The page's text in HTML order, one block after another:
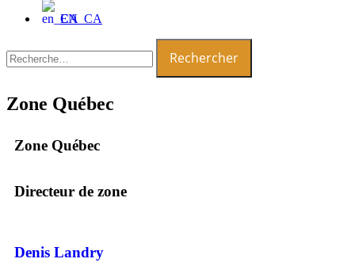
EN_CA
Zone Québec
Zone Québec
Directeur de zone
Denis Landry